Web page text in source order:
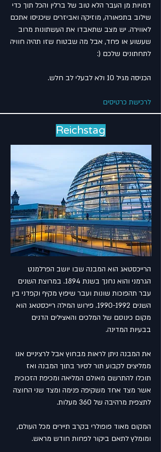
דמויות מן העבר הלא טוב של ברלין והכל תוך כדי
שילוב בתפאורה, מוזיקה ואביזרים שיכניסו אתכם
לאווירה. יש מצב שתאבדו את העשתונות מרוב
שעשוע או פחד, אבל מה שבטוח שזו תהיה חוויה
לתחתונים שלכם (:
הכניסה מגיל 10 ולא לבעלי לב חלש.
לרכישת כרטיסים
Reichstag
הרייכסטאג הוא המבנה שבו יושב הפרלמנט
הגרמני והוא נחנך בשנת 1894. במרוצת השנים
עבר תהפוכות שונות ועבר שיפוץ מקיף וקפדני בין
השנים 1990-1992. פירוש המילה רייכסטאג הוא
מקום כינוסם של המלכים והאצילים הדנים
בבעיות המדינה.
את המבנה ניתן לראות מבחוץ אבל לרציניים אנו
ממליצים לקבוע תור לסיור בתוך המבנה ואז
תוכלו להתרשם מאולם המליאה ומכיפת הזכוכית
אשר מצד אחד משקיפה פנימה ומצד שני החוצה
לתצפית מרהיבה של 360 מעלות.
המקום מאוד פופולרי בקרב תיירים מכל העולם,
ומומלץ לתאם ביקור לפחות חודש מראש.